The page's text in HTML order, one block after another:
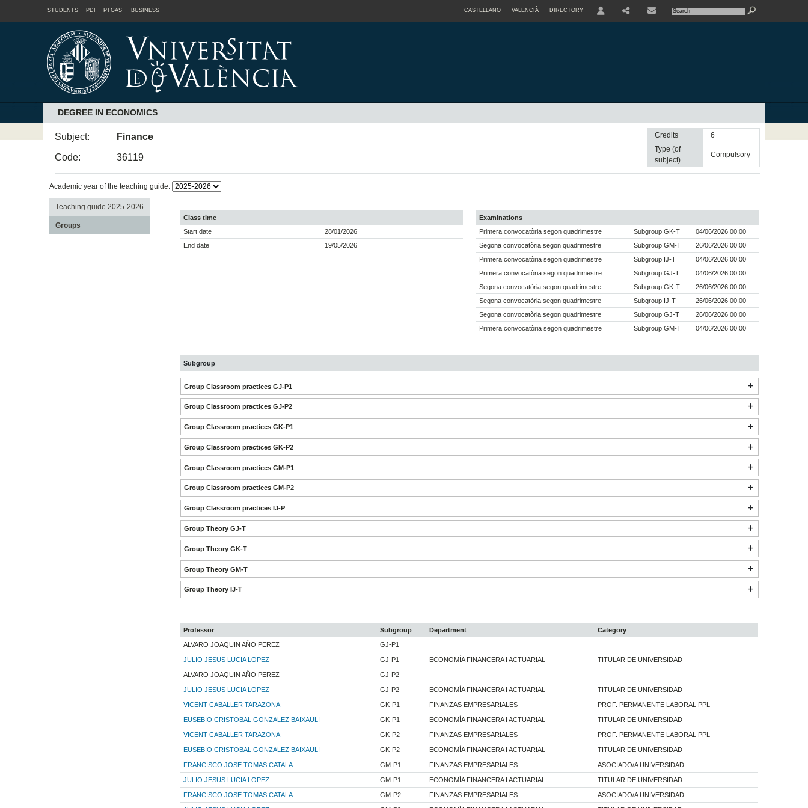
STUDENTS PDI PTGAS BUSINESS CASTELLANO VALENCIÀ DIRECTORY
DEGREE IN ECONOMICS
Subject:
Finance
Code:
36119
Credits
6
Type (of
subject)
compulsory
Academic year of the teaching guide:
Teaching guide 2025-2026
Groups
Class time
Start date
28/01/2026
End date
19/05/2026
Examinations
Primera convocatòria segon quadrimestre
Subgroup GK-T
04/06/2026 00:00
Segona convocatòria segon quadrimestre
Subgroup GM-T
26/06/2026 00:00
Primera convocatòria segon quadrimestre
Subgroup IJ-T
04/06/2026 00:00
Primera convocatòria segon quadrimestre
Subgroup GJ-T
04/06/2026 00:00
Segona convocatòria segon quadrimestre
Subgroup GK-T
26/06/2026 00:00
Segona convocatòria segon quadrimestre
Subgroup IJ-T
26/06/2026 00:00
Segona convocatòria segon quadrimestre
Subgroup GJ-T
26/06/2026 00:00
Primera convocatòria segon quadrimestre
Subgroup GM-T 04/06/2026 00:00
Subgroup
Group Classroom practices GJ-P1
Group Classroom practices GJ-P2
Group Classroom practices GK-P1
Group Classroom practices GK-P2
Group Classroom practices GM-P1
Group Classroom practices GM-P2
Group Classroom practices IJ-P
Group Theory GJ-T
Group Theory GK-T
Group Theory GM-T
Group Theory IJ-T
Professor Subgroup Department
Category
ALVARO JOAQUIN AÑO PEREZ
GJ-P1
JULIO JESUS LUCIA LOPEZ GJ-P1 ECONOMÍA FINANCERA I ACTUARIAL TITULAR DE UNIVERSIDAD
ALVARO JOAQUIN AÑO PEREZ GJ-P2
JULIO JESUS LUCIA LOPEZ GJ-P2 ECONOMÍA FINANCERA I ACTUARIAL TITULAR DE UNIVERSIDAD
VICENT CABALLER TARAZONA GK-P1 FINANZAS EMPRESARIALES PROF. PERMANENTE LABORAL PPL
EUSEBIO CRISTOBAL GONZALEZ BAIXAULI GK-P1 ECONOMÍA FINANCERA I ACTUARIAL TITULAR DE UNIVERSIDAD
VICENT CABALLER TARAZONA GK-P2 FINANZAS EMPRESARIALES PROF. PERMANENTE LABORAL PPL
EUSEBIO CRISTOBAL GONZALEZ BAIXAULI GK-P2 ECONOMÍA FINANCERA I ACTUARIAL TITULAR DE UNIVERSIDAD
FRANCISCO JOSE TOMAS CATALA GM-P1 FINANZAS EMPRESARIALES ASOCIADO/A UNIVERSIDAD
JULIO JESUS LUCIA LOPEZ GM-P1 ECONOMÍA FINANCERA I ACTUARIAL TITULAR DE UNIVERSIDAD
FRANCISCO JOSE TOMAS CATALA GM-P2 FINANZAS EMPRESARIALES ASOCIADO/A UNIVERSIDAD